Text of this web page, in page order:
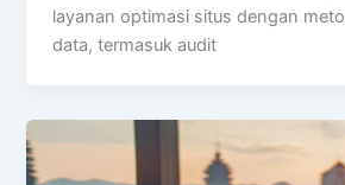
layanan optimasi situs dengan
data, termasuk audit